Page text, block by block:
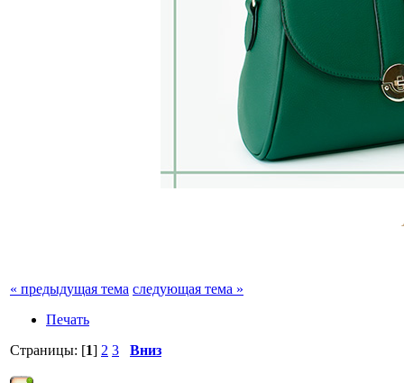
« предыдущая тема следующая тема »
Печать
Страницы: [1] 2 3 Вниз